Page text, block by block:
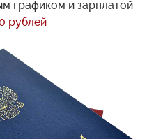
графиком и зарплатой
рублей